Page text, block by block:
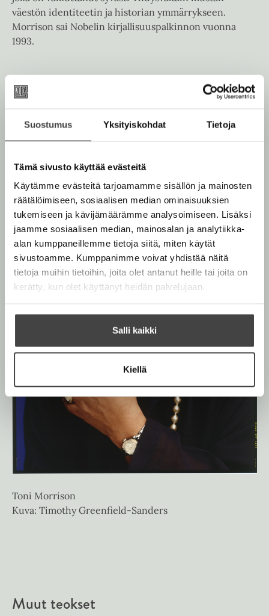
Suostumus Yksityiskohdat Tietoja
Tämä sivusto käyttää evästeitä
Käytämme evästeitä tarjoamamme sisällön ja mainosten
räätälöimiseen, sosiaalisen median ominaisuuksien
tukemiseen ja kävijämäärämme analysoimiseen. Lisäksi
jaamme sosiaalisen median, mainosalan ja analytiikka-
alan kumppaneillemme tietoja siitä, miten käytät
sivustoamme. Kumppanimme voivat yhdistää näitä
tietoja muihin tietoihin, joita olet antanut heille tai joita on
kerätty, kun olet käyttänyt heidän palvelujaan.
Salli kaikki
Kiellä
e
n
väestön identiteetin ja historian ymmärrykseen.
Morrison sai Nobelin kirjallisuuspalkinnon vuonna
1993.
Lue lisää tekijästä
T
o
r
i
o
Toni Morrison
Kuva: Timothy Greenfield-Sanders
Muut teokset